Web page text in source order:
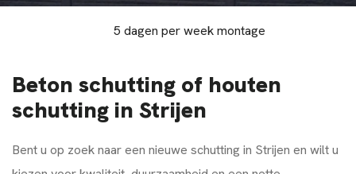
5 dagen per week montage
Beton schutting of houten
schutting in Strijen
Bent u op zoek naar een nieuwe schutting in Strijen en wilt u